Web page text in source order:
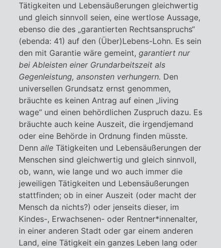
Tätigkeiten und Lebensäußerungen gleichwertig
und gleich sinnvoll seien, eine wertlose Aussage,
ebenso die des „garantierten Rechtsanspruchs“
(ebenda: 41) auf den (Über)Lebens-Lohn. Es sein
den mit Garantie wäre gemeint, garantiert nur
bei Ableisten einer Grundarbeitszeit als
Gegenleistung, ansonsten verhungern. Den
universellen Grundsatz ernst genommen,
bräuchte es keinen Antrag auf einen „living
wage“ und einen behördlichen Zuspruch dazu. Es
bräuchte auch keine Auszeit, die irgendjemand
oder eine Behörde in Ordnung finden müsste.
Denn alle Tätigkeiten und Lebensäußerungen der
Menschen sind gleichwertig und gleich sinnvoll,
ob, wann, wie lange und wo auch immer die
jeweiligen Tätigkeiten und Lebensäußerungen
stattfinden; ob in einer Auszeit (oder macht der
Mensch da nichts?) oder jenseits dieser, im
Kindes-, Erwachsenen- oder Rentner*innenalter,
in einer anderen Stadt oder gar einem anderen
Land, eine Tätigkeit ein ganzes Leben lang oder